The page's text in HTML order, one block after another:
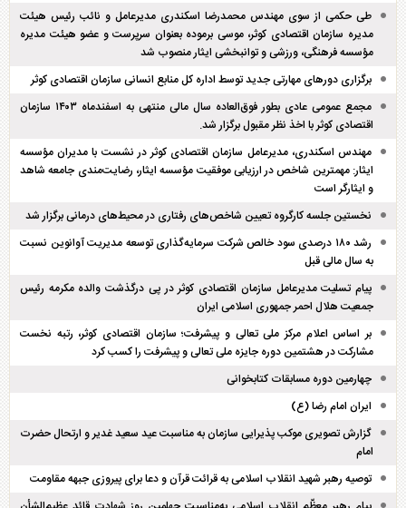
طی حکمی از سوی مهندس محمدرضا اسکندری مدیرعامل و نائب رئیس هیئت
مدیره سازمان اقتصادی کوثر، موسی برموده بعنوان سرپرست و عضو هیئت مدیره
مؤسسه فرهنگی، ورزشی و توانبخشی ایثار منصوب شد
برگزاری دور‌های مهارتی جدید توسط اداره کل منابع انسانی سازمان اقتصادی کوثر
مجمع عمومی عادی بطور فوق‌العاده سال مالی منتهی به اسفند‌ماه ۱۴۰۳ سازمان
اقتصادی کوثر با اخذ نظر مقبول برگزار شد.
مهندس اسکندری، مدیرعامل سازمان اقتصادی کوثر در نشست با مدیران مؤسسه
ایثار: مهمترین شاخص در ارزیابی موفقیت مؤسسه ایثار، رضایت‌مندی جامعه شاهد
و ایثارگر است
نخستین جلسه کارگروه تعیین شاخص‌های رفتاری در محیط‌های درمانی برگزار شد
رشد ۱۸۰ درصدی سود خالص شرکت سرمایه‌گذاری توسعه مدیریت آوانوین نسبت
به سال مالی قبل
پیام تسلیت مدیرعامل سازمان اقتصادی کوثر در پی درگذشت والده مکرمه رئیس
جمعیت هلال احمر جمهوری اسلامی ایران
بر اساس اعلام مرکز ملی تعالی و پیشرفت؛ سازمان اقتصادی کوثر، رتبه نخست
مشارکت در هشتمین دوره جایزه ملی تعالی و پیشرفت را کسب کرد
چهارمین دوره مسابقات کتابخوانی
ایران امام رضا (ع)
گزارش تصویری موکب پذیرایی سازمان به مناسبت عید سعید غدیر و ارتحال حضرت
امام
توصیه رهبر شهید انقلاب اسلامی به قرائت قرآن و دعا برای پیروزی جبهه مقاومت